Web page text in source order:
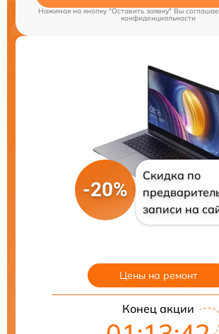
Нажимая на кнопку "Оставить заявку" Вы
конфиденциальности
-20%
Скидка по
записи на
Цены на ремонт
Конец акции